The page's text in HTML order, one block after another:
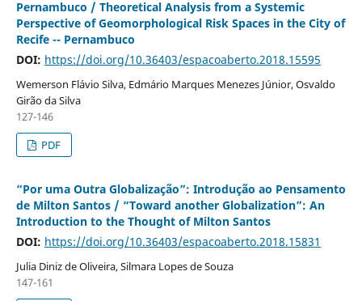
Pernambuco / Theoretical Analysis from a Systemic
Perspective of Geomorphological Risk Spaces in the City of
Recife -- Pernambuco
DOI: https://doi.org/10.36403/espacoaberto.2018.15595
Wemerson Flávio Silva, Edmário Marques Menezes Júnior, Osvaldo
Girão da Silva
127-146
PDF
“Por uma Outra Globalização”: Introdução ao Pensamento
de Milton Santos / “Toward another Globalization”: An
Introduction to the Thought of Milton Santos
DOI: https://doi.org/10.36403/espacoaberto.2018.15831
Julia Diniz de Oliveira, Silmara Lopes de Souza
147-161